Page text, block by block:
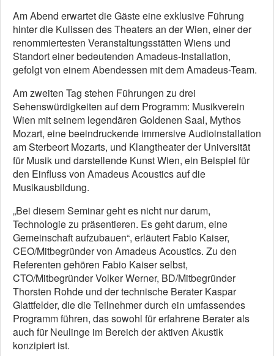
Am Abend erwartet die Gäste eine exklusive Führung
hinter die Kulissen des Theaters an der Wien, einer der
renommiertesten Veranstaltungsstätten Wiens und
Standort einer bedeutenden Amadeus-Installation,
gefolgt von einem Abendessen mit dem Amadeus-Team.
Am zweiten Tag stehen Führungen zu drei
Sehenswürdigkeiten auf dem Programm: Musikverein
Wien mit seinem legendären Goldenen Saal, Mythos
Mozart, eine beeindruckende immersive Audioinstallation
am Sterbeort Mozarts, und Klangtheater der Universität
für Musik und darstellende Kunst Wien, ein Beispiel für
den Einfluss von Amadeus Acoustics auf die
Musikausbildung.
„Bei diesem Seminar geht es nicht nur darum,
Technologie zu präsentieren. Es geht darum, eine
Gemeinschaft aufzubauen“, erläutert Fabio Kaiser,
CEO/Mitbegründer von Amadeus Acoustics. Zu den
Referenten gehören Fabio Kaiser selbst,
CTO/Mitbegründer Volker Werner, BD/Mitbegründer
Thorsten Rohde und der technische Berater Kaspar
Glattfelder, die die Teilnehmer durch ein umfassendes
Programm führen, das sowohl für erfahrene Berater als
auch für Neulinge im Bereich der aktiven Akustik
konzipiert ist.